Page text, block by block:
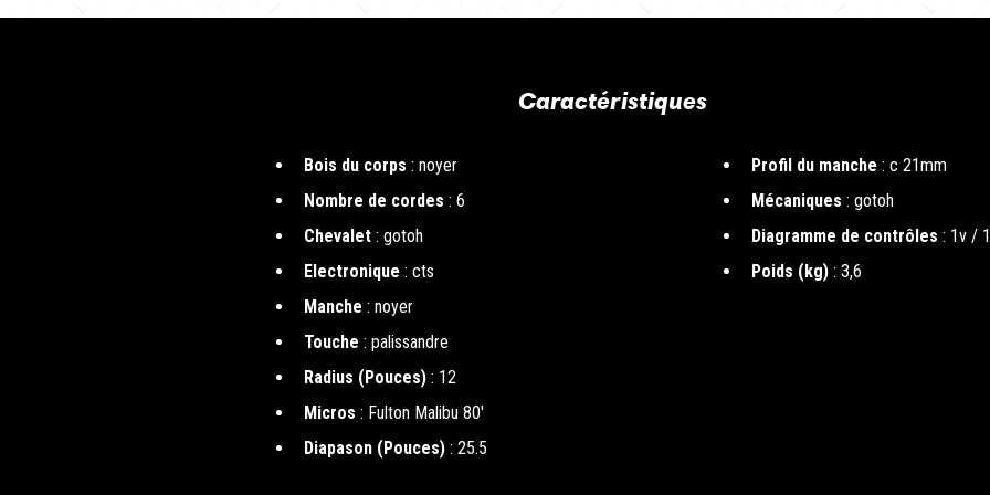
Caractéristiques
Bois du corps : noyer
Nombre de cordes : 6
Chevalet: gotoh
Electronique : cts
Manche : noyer
Touche : palissandre
Radius (Pouces): 12
Micros : Fulton Malibu 80'
Diapason (Pouces): 25.5
Profil du manche : c 21mm
Mécaniques : gotoh
Diagramme de contrôles : 1v /
Poids (kg) : 3,6